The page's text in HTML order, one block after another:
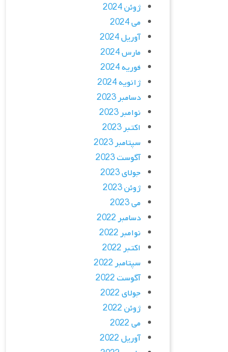
ژوئن 2024
می 2024
آوریل 2024
مارس 2024
فوریه 2024
ژانویه 2024
دسامبر 2023
نوامبر 2023
اکتبر 2023
سپتامبر 2023
آگوست 2023
جولای 2023
ژوئن 2023
می 2023
دسامبر 2022
نوامبر 2022
اکتبر 2022
سپتامبر 2022
آگوست 2022
جولای 2022
ژوئن 2022
می 2022
آوریل 2022